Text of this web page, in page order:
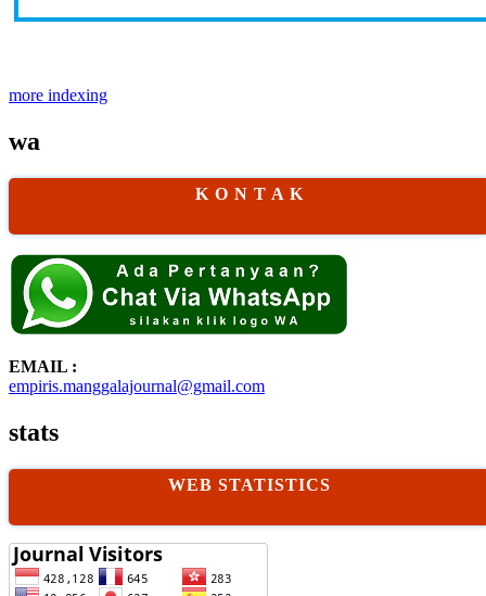
more indexing
wa
K O N T A K
EMAIL :
empiris.manggalajournal@gmail.com
stats
WEB STATISTICS